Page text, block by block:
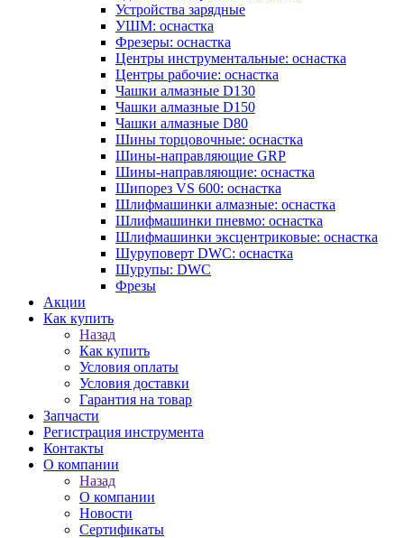
Устройства зарядные
УШМ: оснастка
Фрезеры: оснастка
Центры инструментальные: оснастка
Центры рабочие: оснастка
Чашки алмазные D130
Чашки алмазные D150
Чашки алмазные D80
Шины торцовочные: оснастка
Шины-направляющие GRP
Шины-направляющие: оснастка
Шипорез VS 600: оснастка
Шлифмашинки алмазные: оснастка
Шлифмашинки пневмо: оснастка
Шлифмашинки эксцентриковые: оснастка
Шуруповерт DWC: оснастка
Шурупы: DWC
Фрезы
Акции
Как купить
Назад
Как купить
Условия оплаты
Условия доставки
Гарантия на товар
Запчасти
Регистрация инструмента
Контакты
О компании
Назад
О компании
Новости
Сертификаты